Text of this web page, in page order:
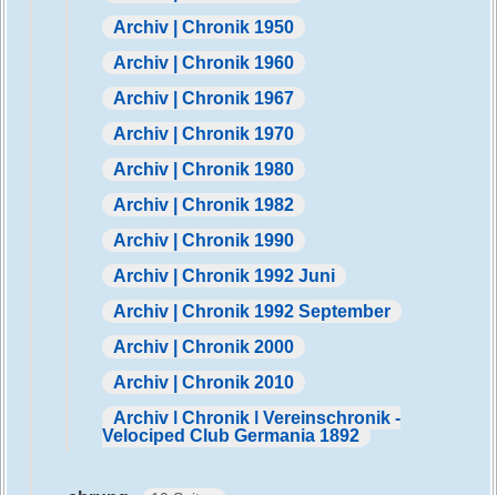
Archiv | Chronik 1950
Archiv | Chronik 1960
Archiv | Chronik 1967
Archiv | Chronik 1970
Archiv | Chronik 1980
Archiv | Chronik 1982
Archiv | Chronik 1990
Archiv | Chronik 1992 Juni
Archiv | Chronik 1992 September
Archiv | Chronik 2000
Archiv | Chronik 2010
Archiv | Chronik | Vereinschronik -
Velociped Club Germania 1892